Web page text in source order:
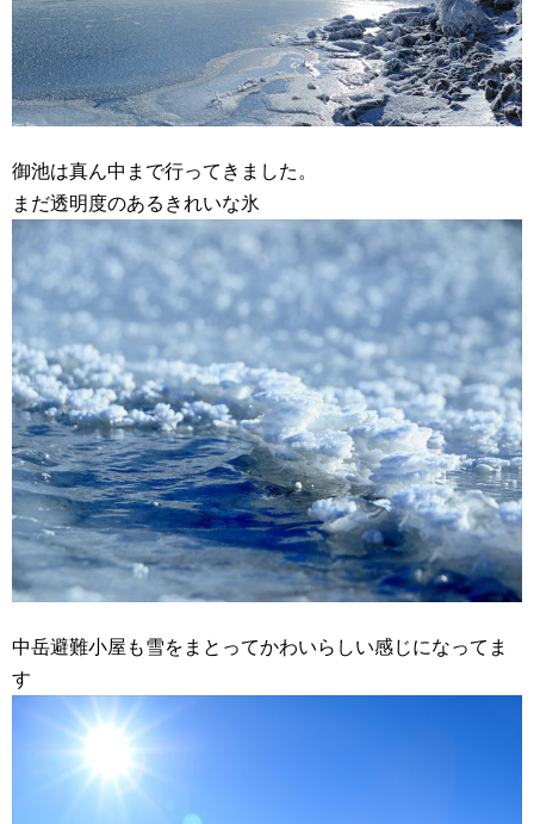
御池は真ん中まで行ってきました。
まだ透明度のあるきれいな氷
中岳避難小屋も雪をまとってかわいらしい感じになってま
す